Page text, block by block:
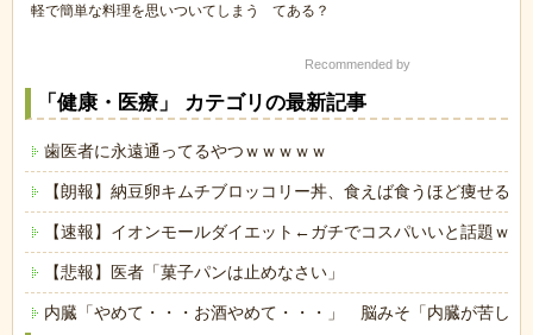
軽で簡単な料理を思いついてしまう
てある？
Recommended by
「健康・医療」 カテゴリの最新記事
歯医者に永遠通ってるやつｗｗｗｗｗ
【朗報】納豆卵キムチブロッコリー丼、食えば食うほど痩せる
【速報】イオンモールダイエット←ガチでコスパいいと話題ｗｗ
【悲報】医者「菓子パンは止めなさい」
内臓「やめて・・・お酒やめて・・・」 脳みそ「内臓が苦しが